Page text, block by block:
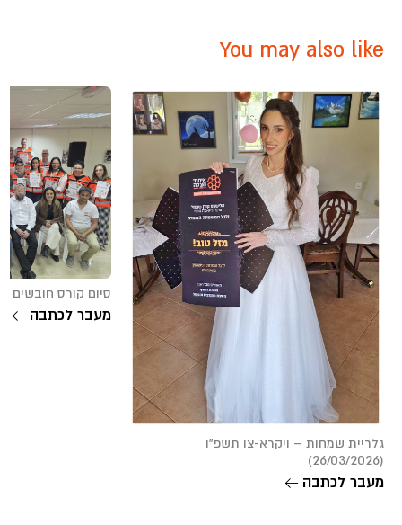
You may also like
גלריית שמחות – ויקרא-צו תשפ”ו
(26/03/2026)
מעבר לכתבה
סיום קורס חובשים – חבל
מעבר לכתבה